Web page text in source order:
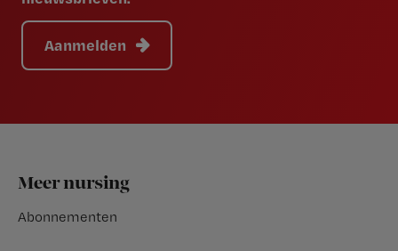
Aanmelden
Footer
Meer nursing
Abonnementen